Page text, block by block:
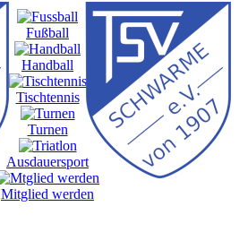
Fußball
Handball
Tischtennis
Turnen
Ausdauersport
Mitglied werden